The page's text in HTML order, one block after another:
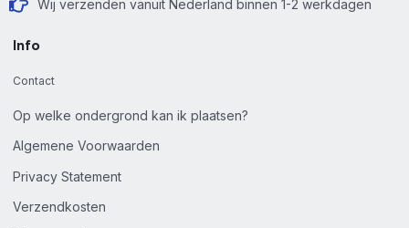
Wij verzenden vanuit Nederland binnen 1-2 werkdagen
Info
Contact
Op welke ondergrond kan ik plaatsen?
Algemene Voorwaarden
Privacy Statement
Verzendkosten